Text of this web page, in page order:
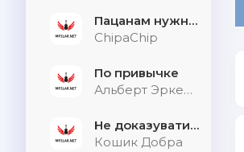
Пацанам нужна дыхалка
ChipaChip
По привычке
Альберт Эркенов
Не доказувати тим, хто не слухає
Кошик Добра